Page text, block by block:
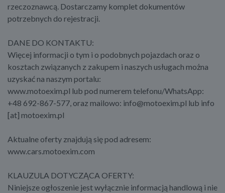
rzeczoznawcą. Dostarczamy komplet dokumentów
potrzebnych do rejestracji.
DANE DO KONTAKTU:
Więcej informacji o tym i o podobnych pojazdach oraz o
kosztach związanych z zakupem i naszych usługach można
uzyskać na naszym portalu:
www.motoexim.pl lub pod numerem telefonu/WhatsApp:
+48 692-867-577, oraz mailowo: info@motoexim.pl lub info
[at] motoexim.pl
Aktualne oferty znajdują się pod adresem:
www.cars.motoexim.com
KLAUZULA DOTYCZĄCA OFERTY:
Niniejsze ogłoszenie jest wyłącznie informacją handlową i nie